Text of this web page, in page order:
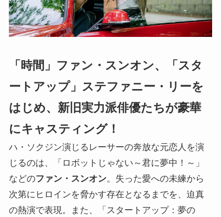
「時間」ファン・スンオン、「スタ
ートアップ」ステファニー・リーを
はじめ、新旧実力派俳優たちが豪華
にキャスティング！
ハ・ソクジン演じるレーサーの奔放な元恋人を演
じるのは、「ロボットじゃない～君に夢中！～」
などのファン・スンオン。失った愛への未練から
次第にヒロインを脅かす存在となるまでを、迫真
の熱演で表現。また、「スタートアップ：夢の